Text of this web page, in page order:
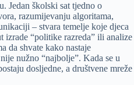
Jedan školski sat tjedno o
razumijevanju algoritama,
– stvara temelje koje djeca
izrade “politike razreda” ili analize
da shvate kako nastaje
nužno “najbolje”. Kada se u
dosljedne, a društvene mreže